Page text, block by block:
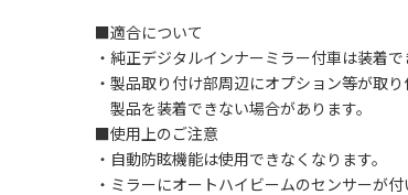
■適合について
・純正デジタルインナーミラー付車は装着で
・製品取り付け部周辺にオプション等が取り
製品を装着できない場合があります。
■使用上のご注意
・自動防眩機能は使用できなくなります。
・ミラーにオートハイビームのセンサーが付